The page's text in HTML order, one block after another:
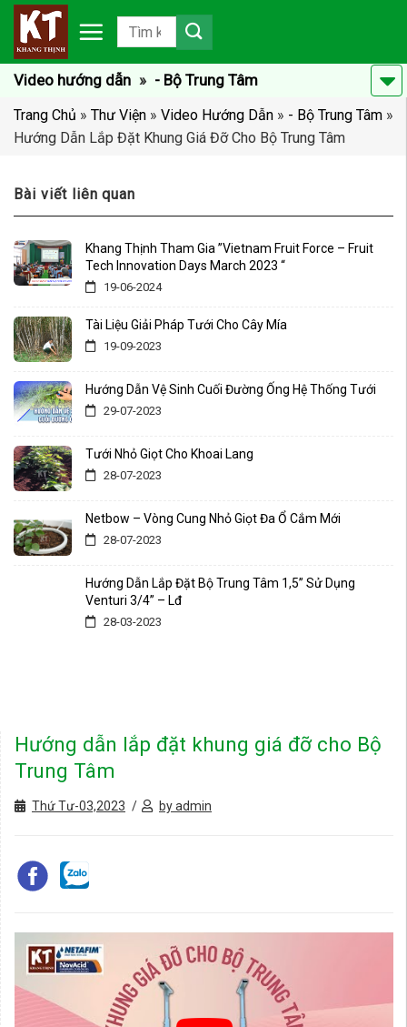
Chuyển
nội
dung
Video hướng dẫn » - Bộ Trung Tâm
Trang Chủ » Thư Viện » Video Hướng Dẫn » - Bộ Trung Tâm »
Hướng Dẫn Lắp Đặt Khung Giá Đỡ Cho Bộ Trung Tâm
Bài viết liên quan
Khang Thịnh Tham Gia ”Vietnam Fruit Force – Fruit
Tech Innovation Days March 2023 “
19-06-2024
Tài Liệu Giải Pháp Tưới Cho Cây Mía
19-09-2023
Hướng Dẫn Vệ Sinh Cuối Đường Ống Hệ Thống Tưới
29-07-2023
Tưới Nhỏ Giọt Cho Khoai Lang
28-07-2023
Netbow – Vòng Cung Nhỏ Giọt Đa Ổ Cắm Mới
28-07-2023
Hướng Dẫn Lắp Đặt Bộ Trung Tâm 1,5” Sử Dụng
Venturi 3/4” – Lđ
28-03-2023
Hướng dẫn lắp đặt khung giá đỡ cho Bộ
Trung Tâm
Thứ Tư-03,2023 by admin